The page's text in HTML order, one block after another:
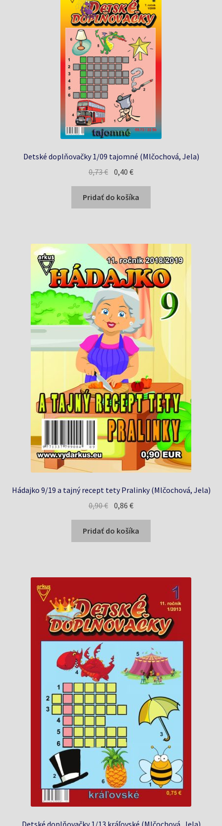
Detské doplňovačky 1/09 tajomné (Mlčochová, Jela)
0,73€ Pôvodná
bola:
0,73 €.
0,40€Aktuálna
je:
0,40 €.
Pridať do košíka
Hádajko 9/19 a tajný recept tety Pralinky (Mlčochová, Jela)
0,90€ Pôvodná
bola:
0,90 €.
0,86€Aktuálna
je:
0,86 €.
Pridať do košíka
Detské doplňovačky 1/13 kráľovské (Mlčochová, Jela)